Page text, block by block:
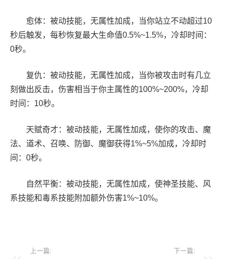
愈体：被动技能，无属性加成，当你站立不动超过10
秒后触发，每秒恢复最大生命值0.5%~1.5%，冷却时间：
0秒。
复仇：被动技能，无属性加成，当你被攻击时有几立
刻做出反击，伤害相当于你主属性的100%~200%，冷却
时间：10秒。
天赋奇才：被动技能，无属性加成，使你的攻击、魔
法、道术、召唤、防御、魔御获得1%~5%加成，冷却时
间：0秒。
自然平衡：被动技能，无属性加成，使神圣技能、风
系技能和毒系技能附加额外伤害1%~10%。
上一篇: 下一篇: